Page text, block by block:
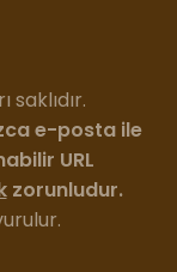
e-posta ile
URL
zorunludur.